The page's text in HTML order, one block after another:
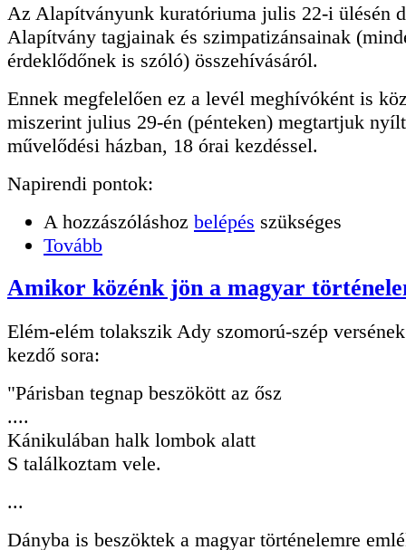
Az Alapítványunk kuratóriuma julis 22-i ülésén
Alapítvány tagjainak és szimpatizánsainak
érdeklődőnek is szóló) összehívásáról.
Ennek megfelelően ez a levél meghívóként is
miszerint julius 29-én (pénteken) megtartjuk
művelődési házban, 18 órai kezdéssel.
Napirendi pontok:
A hozzászóláshoz belépés szükséges
Tovább
Amikor közénk jön a magyar
Elém-elém tolakszik Ady szomorú-szép
kezdő sora:
"Párisban tegnap beszökött az ősz
....
Kánikulában halk lombok alatt
S találkoztam vele.
...
Dányba is beszöktek a magyar történelemre